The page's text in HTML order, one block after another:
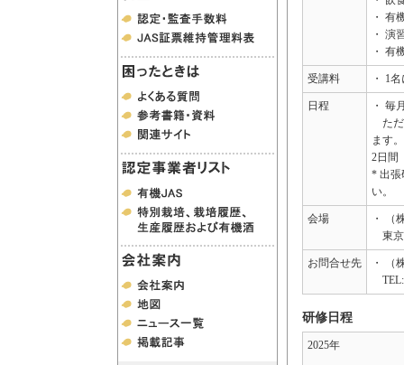
・ 有
・ 演
・ 有
受講料 ・ 1
日程
・ 毎
ただ
ます
2日間
* 出張
い。
会場
・ （
東京
お問合せ先
・ （
TEL:
研修日程
2025年